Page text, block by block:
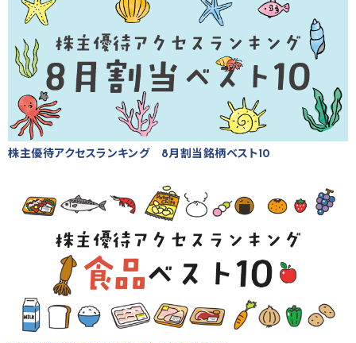
株主優待アクセスランキング 8月割当銘柄ベスト10